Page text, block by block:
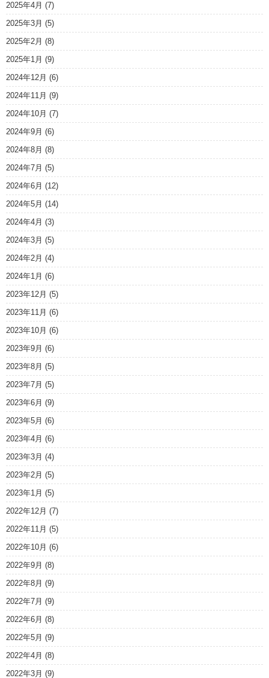
2025年4月 (7)
2025年3月 (5)
2025年2月 (8)
2025年1月 (9)
2024年12月 (6)
2024年11月 (9)
2024年10月 (7)
2024年9月 (6)
2024年8月 (8)
2024年7月 (5)
2024年6月 (12)
2024年5月 (14)
2024年4月 (3)
2024年3月 (5)
2024年2月 (4)
2024年1月 (6)
2023年12月 (5)
2023年11月 (6)
2023年10月 (6)
2023年9月 (6)
2023年8月 (5)
2023年7月 (5)
2023年6月 (9)
2023年5月 (6)
2023年4月 (6)
2023年3月 (4)
2023年2月 (5)
2023年1月 (5)
2022年12月 (7)
2022年11月 (5)
2022年10月 (6)
2022年9月 (8)
2022年8月 (9)
2022年7月 (9)
2022年6月 (8)
2022年5月 (9)
2022年4月 (8)
2022年3月 (9)